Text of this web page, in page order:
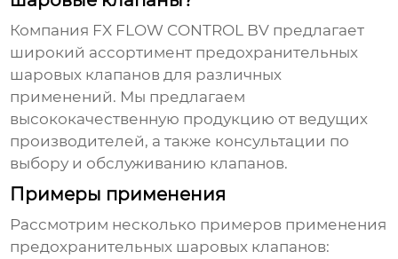
Компания FX FLOW CONTROL BV предлагает
широкий ассортимент предохранительных
шаровых клапанов для различных
применений. Мы предлагаем
высококачественную продукцию от ведущих
производителей, а также консультации по
выбору и обслуживанию клапанов.
Примеры применения
Рассмотрим несколько примеров применения
предохранительных шаровых клапанов: